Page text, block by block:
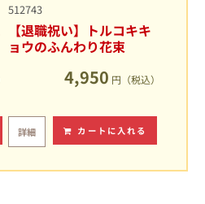
512743
【退職祝い】トルコキキ
ョウのふんわり花束
4,950 円（税込）
詳細 カートに入れる